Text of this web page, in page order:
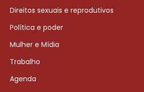
Direitos sexuais e reprodutivos
Política e poder
Mulher e Mídia
Trabalho
Agenda